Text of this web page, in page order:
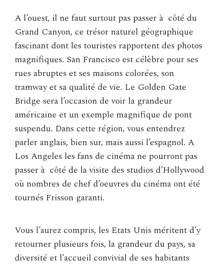
A l’ouest, il ne faut surtout pas passer à côté du
Grand Canyon, ce trésor naturel géographique
fascinant dont les touristes rapportent des photos
magnifiques. San Francisco est célèbre pour ses
rues abruptes et ses maisons colorées, son
tramway et sa qualité de vie. Le Golden Gate
Bridge sera l’occasion de voir la grandeur
américaine et un exemple magnifique de pont
suspendu. Dans cette région, vous entendrez
parler anglais, bien sur, mais aussi l’espagnol. A
Los Angeles les fans de cinéma ne pourront pas
passer à côté de la visite des studios d’Hollywood
où nombres de chef d’oeuvres du cinéma ont été
tournés Frisson garanti.
Vous l’aurez compris, les Etats Unis méritent d’y
retourner plusieurs fois, la grandeur du pays, sa
diversité et l’accueil convivial de ses habitants